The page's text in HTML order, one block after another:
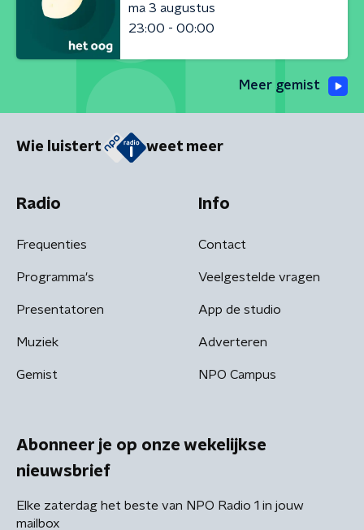
ma 3 augustus
23:00 - 00:00
Meer gemist
Wie luistert weet meer
Radio
Frequenties
Programma's
Presentatoren
Muziek
Gemist
Info
Contact
Veelgestelde vragen
App de studio
Adverteren
NPO Campus
Abonneer je op onze wekelijkse
nieuwsbrief
Elke zaterdag het beste van NPO Radio 1 in jouw
mailbox